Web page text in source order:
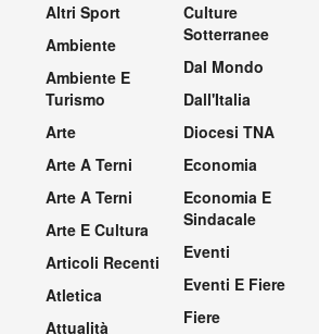
Altri Sport
Ambiente
Ambiente E
Turismo
Arte
Arte A Terni
Arte A Terni
Arte E Cultura
Articoli Recenti
Atletica
Attualità
Culture
Sotterranee
Dal Mondo
Dall'Italia
Diocesi TNA
Economia
Economia E
Sindacale
Eventi
Eventi E Fiere
Fiere